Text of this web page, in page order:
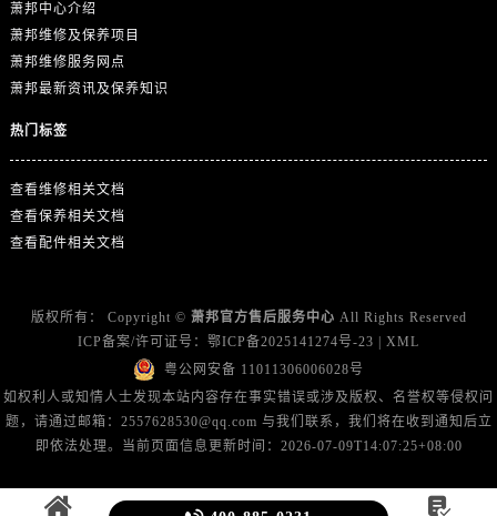
上海市徐汇区虹桥路3号港汇中心2座37层3705室萧邦售后服务中心（需提前预约）
浙江省杭州市上城区钱江路1366号华润大厦A座5层503-5室萧邦售后服务中心（需提前预约）
浙江省嘉兴市南湖区广益路705号嘉兴世界贸易中心A座13层1304室萧邦售后服务中心（需提前预约）
萧邦中心介绍
萧邦维修及保养项目
萧邦维修服务网点
萧邦最新资讯及保养知识
热门标签
查看维修相关文档
查看保养相关文档
查看配件相关文档
版权所有： Copyright © 萧邦官方售后服务中心 All Rights Reserved
ICP备案/许可证号： 鄂ICP备2025141274号-23
XML
粤公网安备 11011306006028号
如权利人或知情人士发现本站内容存在事实错误或涉及版权、名誉权等侵权问
题，请通过邮箱：2557628530@qq.com 与我们联系，我们将在收到通知后立
即依法处理。当前页面信息更新时间：2026-07-09T14:07:25+08:00
